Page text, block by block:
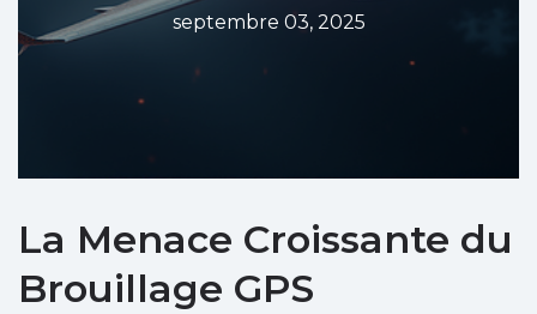
septembre 03, 2025
La Menace Croissante du
Brouillage GPS